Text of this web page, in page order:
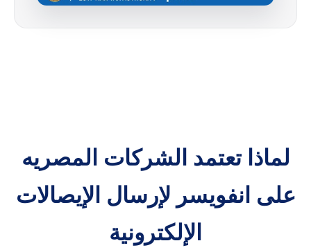
لماذا تعتمد الشركات المصريه
على انفويسر لإرسال الإيصالات
الإلكترونية